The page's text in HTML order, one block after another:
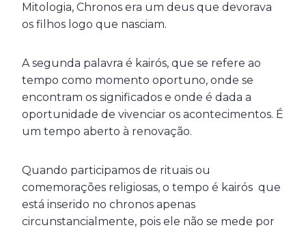
Mitologia, Chronos era um deus que devorava
os filhos logo que nasciam.
A segunda palavra é kairós, que se refere ao
tempo como momento oportuno, onde se
encontram os significados e onde é dada a
oportunidade de vivenciar os acontecimentos. É
um tempo aberto à renovação.
Quando participamos de rituais ou
comemorações religiosas, o tempo é kairós que
está inserido no chronos apenas
circunstancialmente, pois ele não se mede por